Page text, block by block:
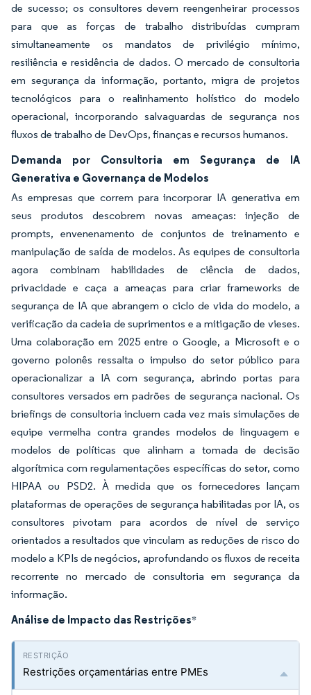
de sucesso; os consultores devem reengenheirar processos
para que as forças de trabalho distribuídas cumpram
simultaneamente os mandatos de privilégio mínimo,
resiliência e residência de dados. O mercado de consultoria
em segurança da informação, portanto, migra de projetos
tecnológicos para o realinhamento holístico do modelo
operacional, incorporando salvaguardas de segurança nos
fluxos de trabalho de DevOps, finanças e recursos humanos.
Demanda por Consultoria em Segurança de IA
Generativa e Governança de Modelos
As empresas que correm para incorporar IA generativa em
seus produtos descobrem novas ameaças: injeção de
prompts, envenenamento de conjuntos de treinamento e
manipulação de saída de modelos. As equipes de consultoria
agora combinam habilidades de ciência de dados,
privacidade e caça a ameaças para criar frameworks de
segurança de IA que abrangem o ciclo de vida do modelo, a
verificação da cadeia de suprimentos e a mitigação de vieses.
Uma colaboração em 2025 entre o Google, a Microsoft e o
governo polonês ressalta o impulso do setor público para
operacionalizar a IA com segurança, abrindo portas para
consultores versados em padrões de segurança nacional. Os
briefings de consultoria incluem cada vez mais simulações de
equipe vermelha contra grandes modelos de linguagem e
modelos de políticas que alinham a tomada de decisão
algorítmica com regulamentações específicas do setor, como
HIPAA ou PSD2. À medida que os fornecedores lançam
plataformas de operações de segurança habilitadas por IA, os
consultores pivotam para acordos de nível de serviço
orientados a resultados que vinculam as reduções de risco do
modelo a KPIs de negócios, aprofundando os fluxos de receita
recorrente no mercado de consultoria em segurança da
informação.
Análise de Impacto das Restrições*
Restrições orçamentárias entre PMEs